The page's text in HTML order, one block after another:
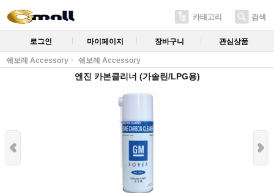
카테고리 검색
로그인 마이페이지 장바구니 관심상품
쉐보레 Accessory 쉐보레 Accessory
엔진 카본클리너 (가솔린/LPG용)